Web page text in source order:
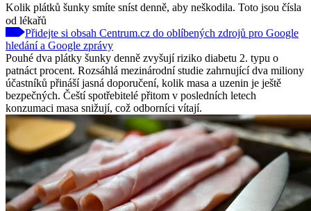
Kolik plátků šunky smíte sníst denně, aby neškodila. Toto jsou čísla
od lékařů
Přidejte si obsah Centrum.cz do oblíbených zdrojů pro Google
hledání a Google zprávy
Pouhé dva plátky šunky denně zvyšují riziko diabetu 2. typu o
patnáct procent. Rozsáhlá mezinárodní studie zahrnující dva miliony
účastníků přináší jasná doporučení, kolik masa a uzenin je ještě
bezpečných. Čeští spotřebitelé přitom v posledních letech
konzumaci masa snižují, což odborníci vítají.